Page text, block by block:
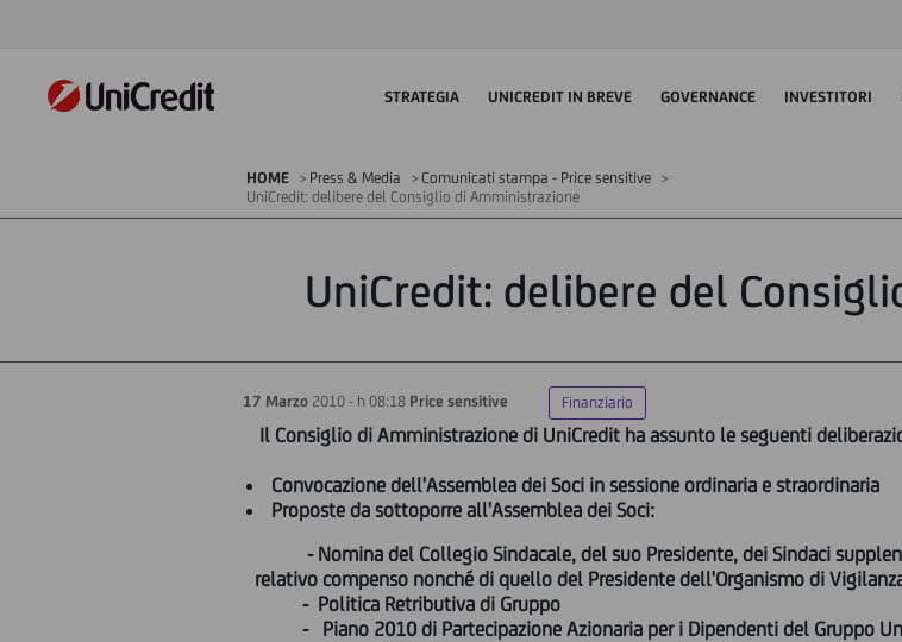
STRATEGIA UNICREDIT IN BREVE GOVERNANCE INVESTITORI
HOME Press & Media
Comunicati stampa - Price sensitive
UniCredit: delibere del Consiglio di Amministrazione
UniCredit: delibere del
17 Marzo 2010 - h 08:18 Price sensitive Finanziario
Il Consiglio di Amministrazione di UniCredit ha assunto le seguenti
Convocazione dell'Assemblea dei Soci in sessione ordinaria e straordinaria
Proposte da sottoporre all'Assemblea dei Soci:
- Nomina del Collegio Sindacale, del suo Presidente, dei Sindaci
relativo compenso nonché di quello del Presidente dell'Organismo di
- Politica Retributiva di Gruppo
- Piano 2010 di Partecipazione Azionaria per i Dipendenti del Gruppo